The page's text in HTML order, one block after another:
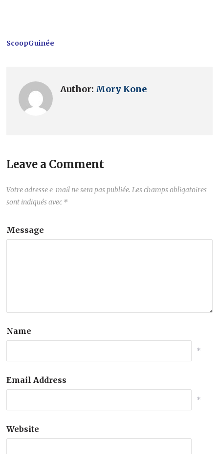
ScoopGuinée
Author: Mory Kone
Leave a Comment
Votre adresse e-mail ne sera pas publiée. Les champs obligatoires
sont indiqués avec *
Message
Name
*
Email Address
*
Website